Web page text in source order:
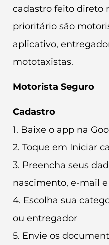
cadastro feito direto
prioritário são
aplicativo,
mototaxistas.
Motorista Seguro
Cadastro
1. Baixe o app na
2. Toque em Iniciar
3. Preencha seus
nascimento, e-mail
4. Escolha sua
ou entregador
5. Envie os